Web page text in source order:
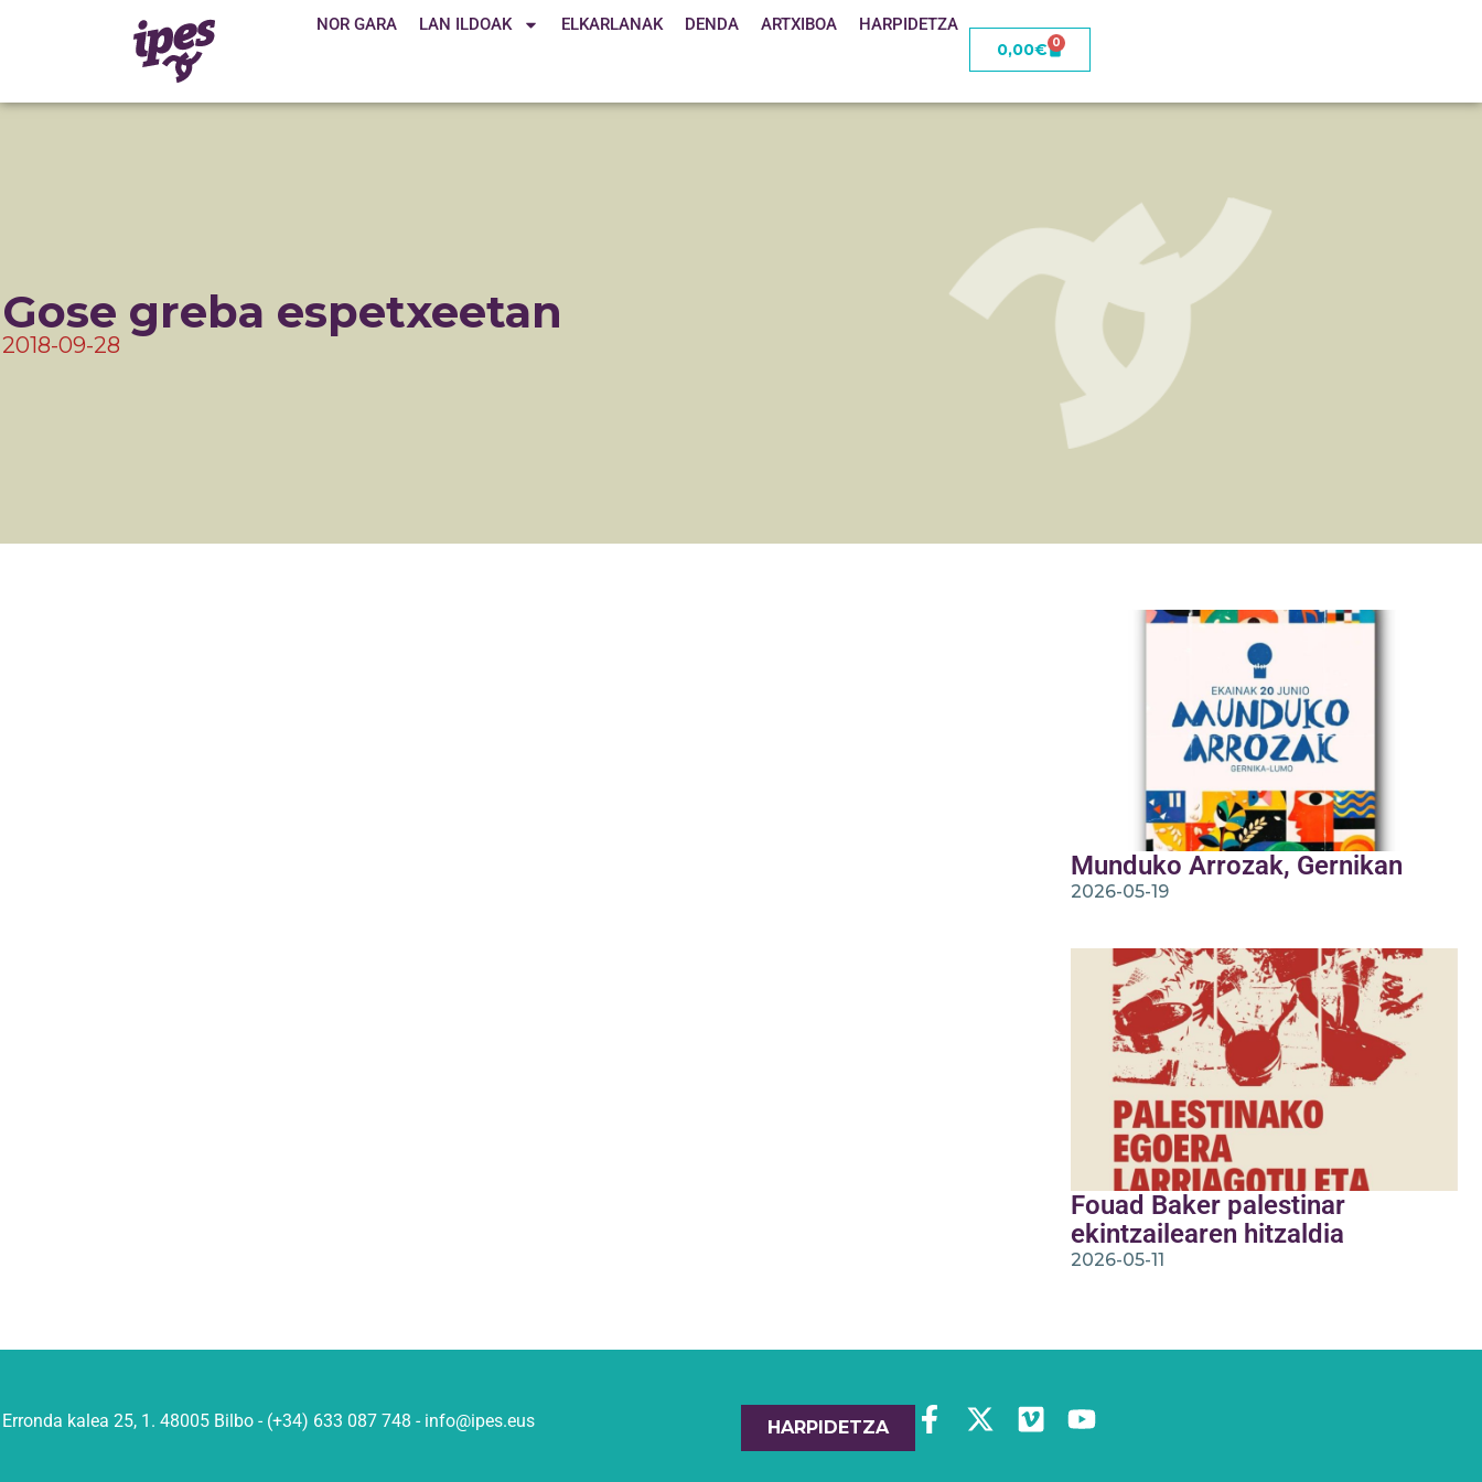
NOR GARA LAN ILDOAK ELKARLANAK DENDA ARTXIBOA
HARPIDETZA
0,00€ 0
Gose greba espetxeetan
2018-09-28
Munduko Arrozak, Gernikan
2026-05-19
Fouad Baker palestinar
ekintzailearen hitzaldia
2026-05-11
Erronda kalea 25, 1. 48005 Bilbo - (+34) 633 087 748 - info@ipes.eus HARPIDETZA